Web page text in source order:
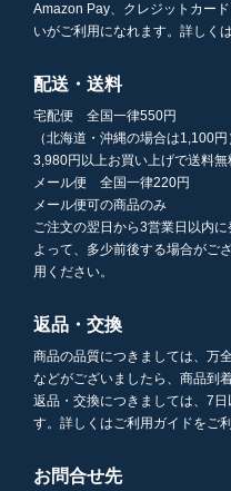
Amazon Pay、クレジットカー
いがご利用になれます。詳しく
配送・送料
宅配便 全国一律550円
（北海道・沖縄の場合は1,100円
3,980円以上お買い上げで送料無
メール便 全国一律220円
メール便可の商品のみ
ご注文の翌日から3営業日以内
よって、多少前後する場合がご
用ください。
返品・交換
商品の品質につきましては、万
などがございましたら、商品到
返品・交換につきましては、7
す。詳しくはご利用ガイドをご
お問合せ先